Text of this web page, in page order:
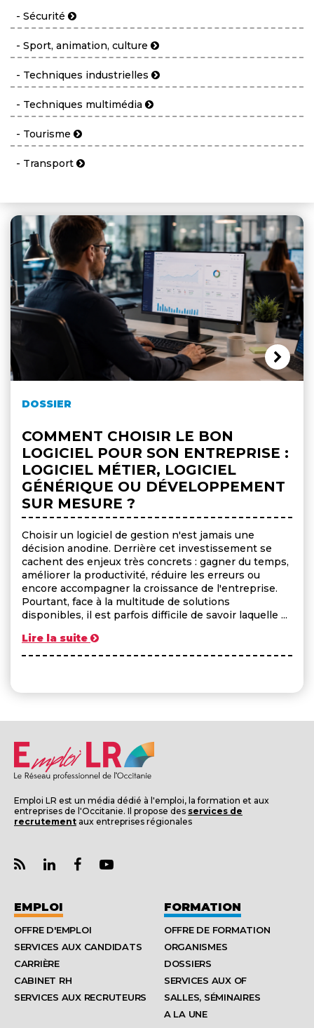
- Sécurité
- Sport, animation, culture
- Techniques industrielles
- Techniques multimédia
- Tourisme
- Transport
DOSSIER
COMMENT CHOISIR LE BON
LOGICIEL POUR SON ENTREPRISE :
LOGICIEL MÉTIER, LOGICIEL
GÉNÉRIQUE OU DÉVELOPPEMENT
SUR MESURE ?
Choisir un logiciel de gestion n'est jamais une
décision anodine. Derrière cet investissement se
cachent des enjeux très concrets : gagner du temps,
améliorer la productivité, réduire les erreurs ou
encore accompagner la croissance de l'entreprise.
Pourtant, face à la multitude de solutions
disponibles, il est parfois difficile de savoir laquelle ...
Lire la suite
Emploi LR est un média dédié à l'emploi, la formation et aux
entreprises de l'Occitanie. Il propose des services de
recrutement aux entreprises régionales
EMPLOI
OFFRE D'EMPLOI
SERVICES AUX CANDIDATS
CARRIÈRE
CABINET RH
SERVICES AUX RECRUTEURS
FORMATION
OFFRE DE FORMATION
ORGANISMES
DOSSIERS
SERVICES AUX OF
SALLES, SÉMINAIRES
A LA UNE